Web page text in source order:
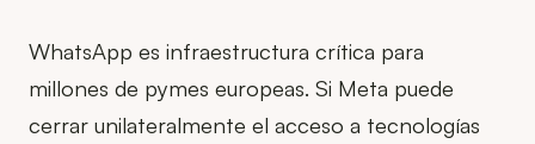
WhatsApp es infraestructura crítica para
millones de pymes europeas. Si Meta puede
cerrar unilateralmente el acceso a tecnologías